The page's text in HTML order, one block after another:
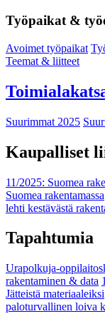
Työpaikat &
Avoimet työpaikat
Teemat & liitteet
Suurimmat 2025
Kaupalliset
11/2025: Suomea
Suomea rakentamassa
lehti kestävästä
Tapahtumia
Urapolkuja-
rakentaminen & data
Jätteistä materiaaleiksi
paloturvallinen loiva